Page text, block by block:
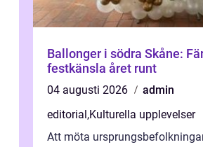
Ballonger i södra Skåne:
festkänsla året runt
04 augusti 2026
admin
editorial,Kulturella upplevelser
Att möta